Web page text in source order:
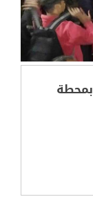
بمحطة